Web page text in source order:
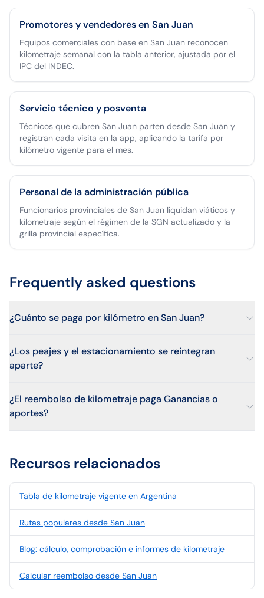
Promotores y vendedores en San Juan
Equipos comerciales con base en San Juan reconocen
kilometraje semanal con la tabla anterior, ajustada por el
IPC del INDEC.
Servicio técnico y posventa
Técnicos que cubren San Juan parten desde San Juan y
registran cada visita en la app, aplicando la tarifa por
kilómetro vigente para el mes.
Personal de la administración pública
Funcionarios provinciales de San Juan liquidan viáticos y
kilometraje según el régimen de la SGN actualizado y la
grilla provincial específica.
Frequently asked questions
¿Cuánto se paga por kilómetro en San Juan?
¿Los peajes y el estacionamiento se reintegran
aparte?
¿El reembolso de kilometraje paga Ganancias o
aportes?
Recursos relacionados
Tabla de kilometraje vigente en Argentina
Rutas populares desde San Juan
Blog: cálculo, comprobación e informes de kilometraje
Calcular reembolso desde San Juan